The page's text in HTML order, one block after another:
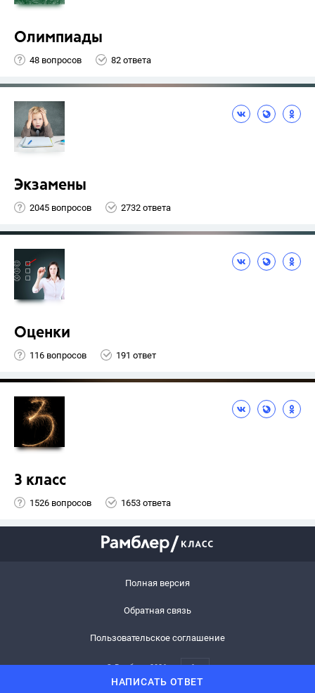
НАПИСАТЬ ОТВЕТ
Олимпиады
48 вопросов 82 ответа
Экзамены
2045 вопросов 2732 ответа
Оценки
116 вопросов 191 ответ
3 класс
1526 вопросов 1653 ответа
Полная версия
Обратная связь
Пользовательское соглашение
© Рамблер,2026 6+